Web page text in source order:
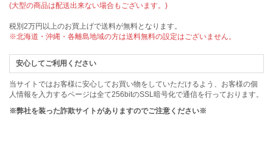
(大型の商品は配送出来ない場合もございます。)
税別2万円以上のお買上げで送料が無料となります。
※北海道・沖縄・各離島地域の方は送料無料の設定はございません。
安心してご利用ください
当サイトではお客様に安心してお買い物をしていただけるよう、お客様の個
人情報を入力するページは全て256bitのSSL暗号化で通信を行っております。
※弊社を装った詐欺サイトがありますのでご注意ください※